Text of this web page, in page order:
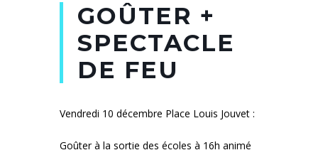
GOÛTER +
SPECTACLE
DE FEU
Vendredi 10 décembre Place Louis Jouvet :
Goûter à la sortie des écoles à 16h animé